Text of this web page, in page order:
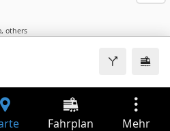
, others
Fahrplan Mehr